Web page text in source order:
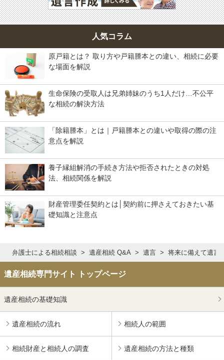
人気コラム
原戸籍とは？ 取り方や戸籍謄本との違い、相続に必要
な場面を解説
生命保険の受取人は兄弟姉妹のうち1人だけ…不公平
な相続の解決方法
「除籍謄本」とは｜戸籍謄本との違いや取得の際の注
意点を解説
養子縁組解消の手続き方法や拒否されたときの対処
法、相続関係を解説
財産管理委任契約とは│契約前に押さえておきたい基
礎知識と注意点
弁護士による相続相談 遺産相続 Q&A 遺言 将来に備えて遺言
遺産相続専門サイト トップページ
遺産相続の基礎知識
遺産相続の流れ 相続人の範囲
相続財産と相続人の調査 遺産相続の方法と種類